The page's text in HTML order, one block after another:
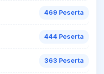
469 Peserta
444 Peserta
363 Peserta